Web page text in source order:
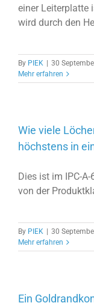
einer Leiterplatte
wird durch den
By PIEK | 30
Mehr erfahren
Wie viele
höchstens in
Dies ist im IPC-
von der
By PIEK | 30
Mehr erfahren
Ein